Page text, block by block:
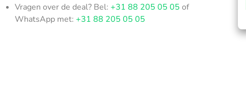
Vragen over de deal? Bel:+31 88 205 05 05 of
WhatsApp met:+31 88 205 05 05